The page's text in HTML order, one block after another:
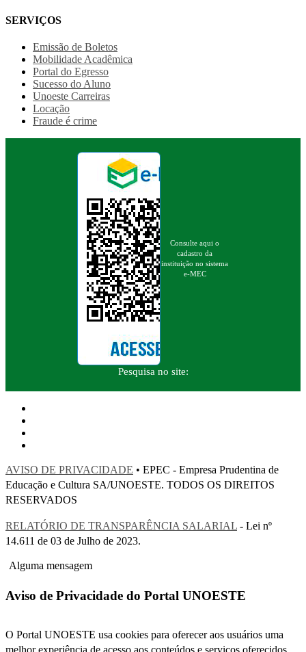
SERVIÇOS
Emissão de Boletos
Mobilidade Acadêmica
Portal do Egresso
Sucesso do Aluno
Unoeste Carreiras
Locação
Fraude é crime
Consulte aqui o
cadastro da
instituição no sistema
e-MEC
Pesquisa no site:
AVISO DE PRIVACIDADE • EPEC - Empresa Prudentina de
Educação e Cultura SA/UNOESTE. TODOS OS DIREITOS
RESERVADOS
RELATÓRIO DE TRANSPARÊNCIA SALARIAL - Lei nº
14.611 de 03 de Julho de 2023.
Alguma mensagem
Aviso de Privacidade do Portal UNOESTE
O Portal UNOESTE usa cookies para oferecer aos usuários uma
melhor experiência de acesso aos conteúdos e serviços oferecidos.